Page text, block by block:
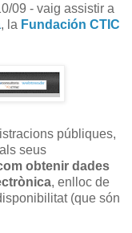
09 - vaig assistir a
, la Fundación CTIC
públiques,
seus
obtenir dades
, enlloc de
(que són